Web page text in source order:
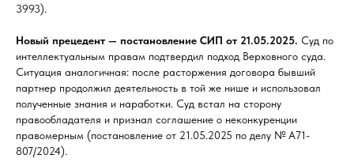
3993).
Новый прецедент — постановление СИП от 21.05.2025. Суд по
интеллектуальным правам подтвердил подход Верховного суда.
Ситуация аналогичная: после расторжения договора бывший
партнер продолжил деятельность в той же нише и использовал
полученные знания и наработки. Суд встал на сторону
правообладателя и признал соглашение о неконкуренции
правомерным (постановление от 21.05.2025 по делу № А71-
807/2024).